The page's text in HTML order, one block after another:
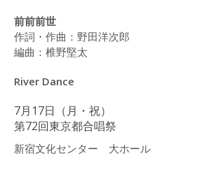
前前前世
作詞・作曲：野田洋次郎
編曲：椎野堅太
River Dance
7月17日（月・祝）
第72回東京都合唱祭
新宿文化センター 大ホール